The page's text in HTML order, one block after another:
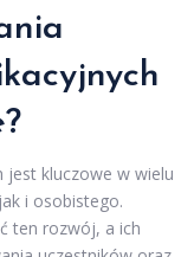
jest kluczowe w wielu
i osobistego.
ten rozwój, a ich